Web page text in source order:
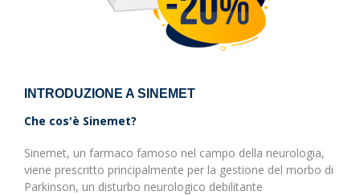
INTRODUZIONE A SINEMET
Che cos'è Sinemet?
Sinemet, un farmaco famoso nel campo della neurologia,
viene prescritto principalmente per la gestione del morbo di
Parkinson, un disturbo neurologico debilitante